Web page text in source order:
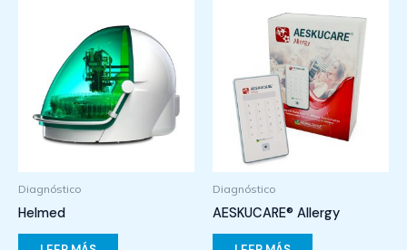
Diagnóstico
Helmed
Diagnóstico
AESKUCARE® Allergy